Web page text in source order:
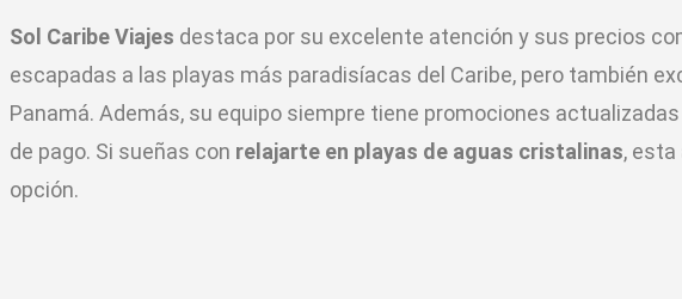
Sol Caribe Viajes destaca por su excelente atención y sus precios
escapadas a las playas más paradisíacas del Caribe, pero también
Panamá. Además, su equipo siempre tiene promociones
de pago. Si sueñas con relajarte en playas de aguas cristalinas, esta
opción.